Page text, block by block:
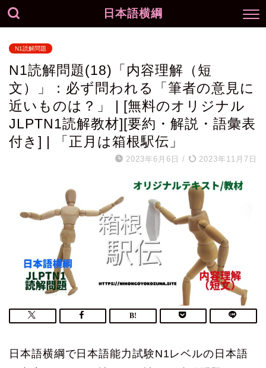
日本語横綱
N1読解問題
N1読解問題(18)「内容理解（短
文）」：必ず問われる「筆者の意見に
近いものは？」 | [無料のオリジナル
JLPTN1読解教材][要約・解説・語彙表
付き] | 「正月は箱根駅伝」
2023年6月6日 / 2023年11月7日
日本語横綱で日本語能力試験N1レベルの日本語